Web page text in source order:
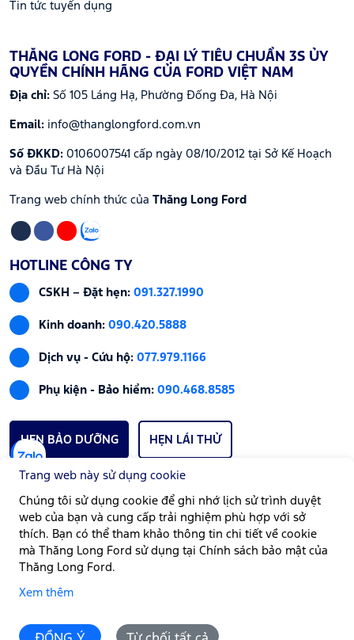
Tin tức tuyển dụng
THĂNG LONG FORD - ĐẠI LÝ TIÊU CHUẨN 3S ỦY
QUYỀN CHÍNH HÃNG CỦA FORD VIỆT NAM
Địa chỉ: Số 105 Láng Hạ, Phường Đống Đa, Hà Nội
Email: info@thanglongford.com.vn
Số ĐKKD: 0106007541 cấp ngày 08/10/2012 tại Sở Kế Hoạch
và Đầu Tư Hà Nội
Trang web chính thức của Thăng Long Ford
HOTLINE CÔNG TY
CSKH – Đặt hẹn: 091.327.1990
Kinh doanh: 090.420.5888
Dịch vụ - Cứu hộ: 077.979.1166
Phụ kiện - Bảo hiểm: 090.468.8585
HẸN BẢO DƯỠNG HẸN LÁI THỬ
GIỜ LÀM VIỆC
Thứ Hai - Thứ Bảy | Từ 08:00 - 17:00
Xưởng dịch vụ:Thứ Hai - Chủ Nhật | Từ 08:00 - 17:00
Trang web này sử dụng cookie
Chúng tôi sử dụng cookie để ghi nhớ lịch sử trình duyệt
web của bạn và cung cấp trải nghiệm phù hợp với sở
thích. Bạn có thể tham khảo thông tin chi tiết về cookie
mà Thăng Long Ford sử dụng tại Chính sách bảo mật của
Thăng Long Ford.
Xem thêm